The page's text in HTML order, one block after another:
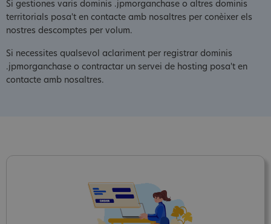
Si gestiones varis dominis .jpmorganchase o altres dominis
territorials posa't en contacte amb nosaltres per conèixer els
nostres descomptes per volum.
Si necessites qualsevol aclariment per registrar dominis
.jpmorganchase o contractar un servei de hosting posa't en
contacte amb nosaltres.